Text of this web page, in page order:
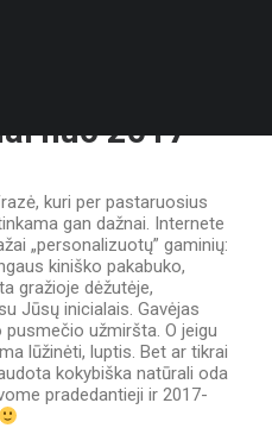
nuo 2017
kuri per pastaruosius
gan dažnai. Internete
„personalizuotų” gaminių:
kiniško pakabuko,
gražioje dėžutėje,
Jūsų inicialais. Gavėjas
užmiršta. O jeigu
lūžinėti, luptis. Bet ar tikrai
kokybiška natūrali oda
pradedantieji ir 2017-